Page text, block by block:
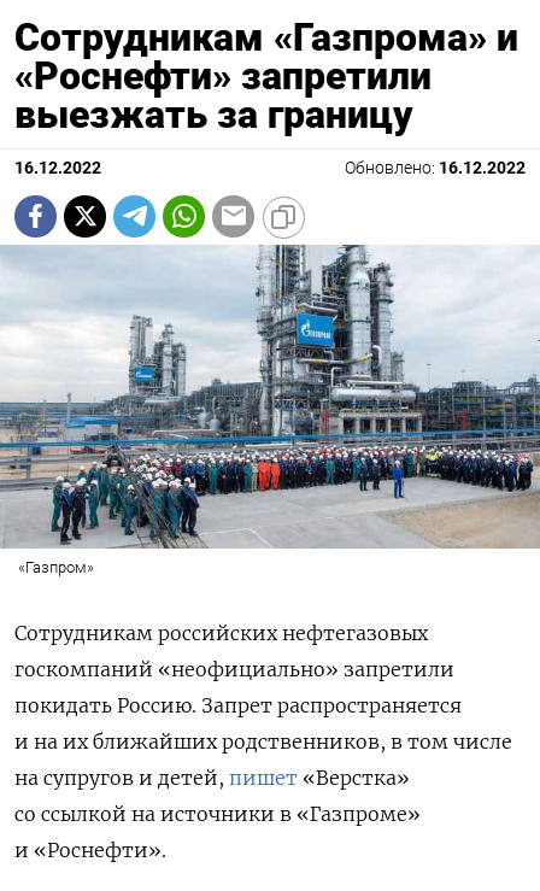
Сотрудникам «Газпрома» и
«Роснефти» запретили
выезжать за границу
16.12.2022 Обновлено: 16.12.2022
«Газпром»
Сотрудникам российских нефтегазовых
госкомпаний «неофициально» запретили
покидать Россию. Запрет распространяется
и на их ближайших родственников, в том числе
на супругов и детей, пишет «Верстка»
со ссылкой на источники в «Газпроме»
и «Роснефти».